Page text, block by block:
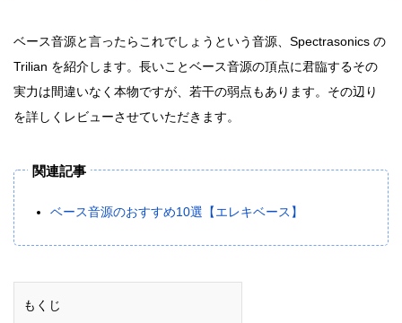
ベース音源と言ったらこれでしょうという音源、Spectrasonics の
Trilian を紹介します。長いことベース音源の頂点に君臨するその
実力は間違いなく本物ですが、若干の弱点もあります。その辺り
を詳しくレビューさせていただきます。
関連記事
ベース音源のおすすめ10選【エレキベース】
もくじ